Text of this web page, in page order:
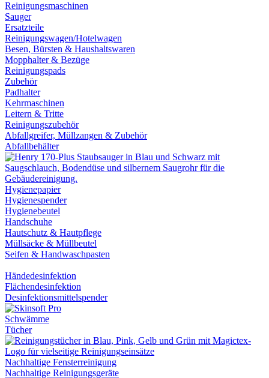
Reinigungsmaschinen
Sauger
Ersatzteile
Reinigungswagen/Hotelwagen
Besen, Bürsten & Haushaltswaren
Mopphalter & Bezüge
Reinigungspads
Zubehör
Padhalter
Kehrmaschinen
Leitern & Tritte
Reinigungszubehör
Abfallgreifer, Müllzangen & Zubehör
Abfallbehälter
Hygienepapier
Hygienespender
Hygienebeutel
Handschuhe
Hautschutz & Hautpflege
Müllsäcke & Müllbeutel
Seifen & Handwaschpasten
Händedesinfektion
Flächendesinfektion
Desinfektionsmittelspender
Schwämme
Tücher
Nachhaltige Fensterreinigung
Nachhaltige Reinigungsgeräte